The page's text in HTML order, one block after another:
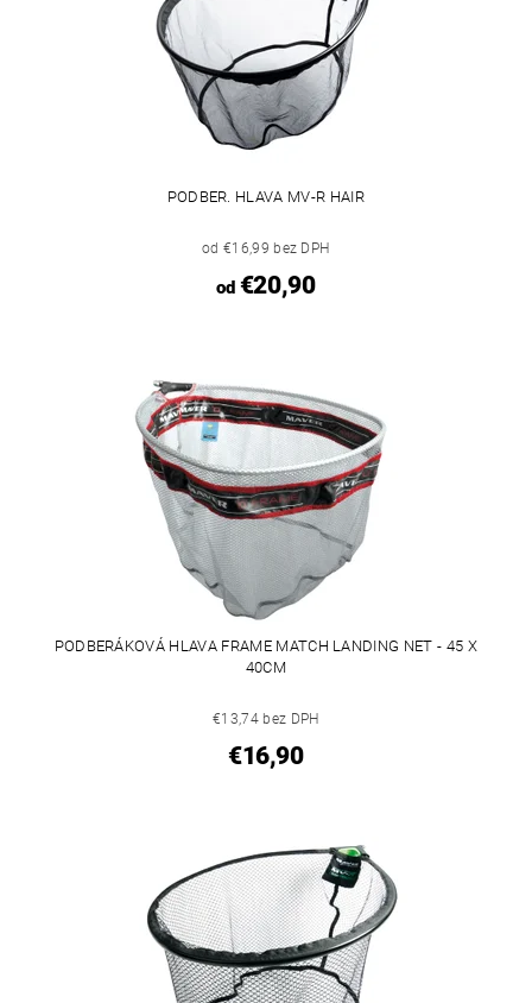
PODBER. HLAVA MV-R HAIR
od €16,99 bez DPH
od€20,90
PODBERÁKOVÁ HLAVA FRAME MATCH LANDING NET - 45 X
40CM
€13,74 bez DPH
€16,90